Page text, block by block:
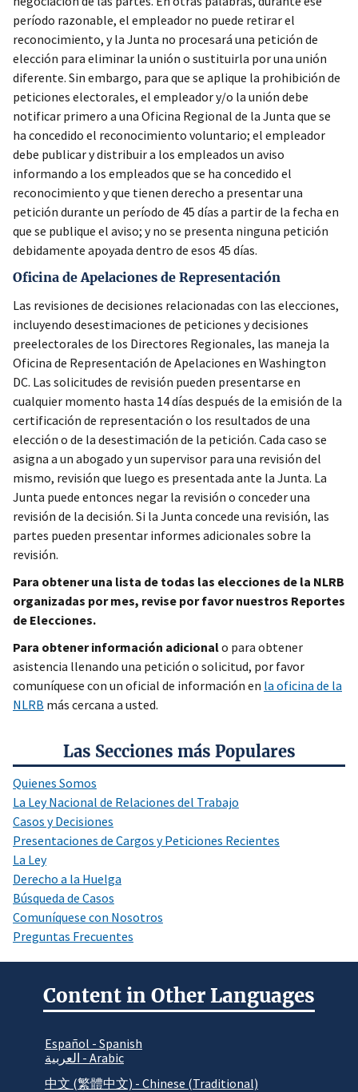
Las Secciones más Populares
Quienes Somos
La Ley Nacional de Relaciones del Trabajo
Casos y Decisiones
Presentaciones de Cargos y Peticiones Recientes
La Ley
Derecho a la Huelga
Búsqueda de Casos
Comuníquese con Nosotros
Preguntas Frecuentes
período razonable, el empleador no puede retirar el
reconocimiento, y la Junta no procesará una petición de
elección para eliminar la unión o sustituirla por una unión
diferente. Sin embargo, para que se aplique la prohibición de
peticiones electorales, el empleador y/o la unión debe
notificar primero a una Oficina Regional de la Junta que se
ha concedido el reconocimiento voluntario; el empleador
debe publicar y distribuir a los empleados un aviso
informando a los empleados que se ha concedido el
reconocimiento y que tienen derecho a presentar una
petición durante un período de 45 días a partir de la fecha en
que se publique el aviso; y no se presenta ninguna petición
debidamente apoyada dentro de esos 45 días.
Oficina de Apelaciones de Representación
Las revisiones de decisiones relacionadas con las elecciones,
incluyendo desestimaciones de peticiones y decisiones
preelectorales de los Directores Regionales, las maneja la
Oficina de Representación de Apelaciones en Washington
DC. Las solicitudes de revisión pueden presentarse en
cualquier momento hasta 14 días después de la emisión de la
certificación de representación o los resultados de una
elección o de la desestimación de la petición. Cada caso se
asigna a un abogado y un supervisor para una revisión del
mismo, revisión que luego es presentada ante la Junta. La
Junta puede entonces negar la revisión o conceder una
revisión de la decisión. Si la Junta concede una revisión, las
partes pueden presentar informes adicionales sobre la
revisión.
Para obtener una lista de todas las elecciones de la NLRB
organizadas por mes, revise por favor nuestros Reportes
de Elecciones.
Para obtener información adicionalo para obtener
asistencia llenando una petición o solicitud, por favor
comuníquese con un oficial de información en la oficina de la
NLRB más cercana a usted.
Content in Other Languages
Español - Spanish
العربية - Arabic
中文 (繁體中文) - Chinese (Traditional)